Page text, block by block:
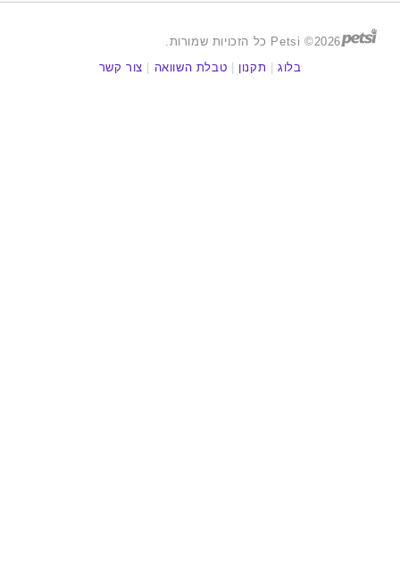
2026© Petsi כל הזכויות שמורות.
תקנון|טבלת השוואה| צור קשר